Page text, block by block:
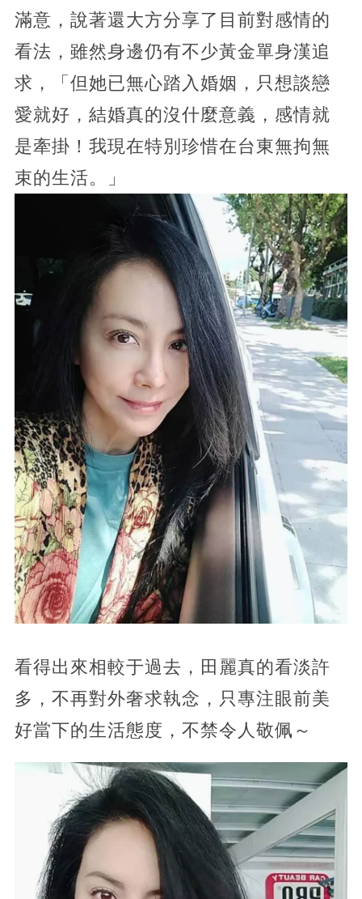
滿意，說著還大方分享了目前對感情的
看法，雖然身邊仍有不少黃金單身漢追
求，「但她已無心踏入婚姻，只想談戀
愛就好，結婚真的沒什麼意義，感情就
是牽掛！我現在特別珍惜在台東無拘無
束的生活。」
看得出來相較于過去，田麗真的看淡許
多，不再對外奢求執念，只專注眼前美
好當下的生活態度，不禁令人敬佩～